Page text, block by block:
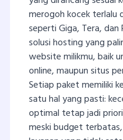
merogoh kocek terlalu
seperti Giga, Tera, dan
solusi hosting yang
website milikmu, baik
online, maupun situs
Setiap paket memiliki
satu hal yang pasti:
optimal tetap jadi
meski budget